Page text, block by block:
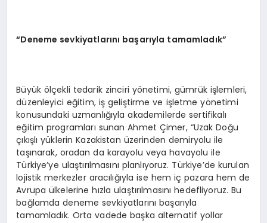
“Deneme sevkiyatlarını başarıyla tamamladık”
Büyük ölçekli tedarik zinciri yönetimi, gümrük işlemleri,
düzenleyici eğitim, iş geliştirme ve işletme yönetimi
konusundaki uzmanlığıyla akademilerde sertifikalı
eğitim programları sunan Ahmet Çimer, “Uzak Doğu
çıkışlı yüklerin Kazakistan üzerinden demiryolu ile
taşınarak, oradan da karayolu veya havayolu ile
Türkiye’ye ulaştırılmasını planlıyoruz. Türkiye’de kurulan
lojistik merkezler aracılığıyla ise hem iç pazara hem de
Avrupa ülkelerine hızla ulaştırılmasını hedefliyoruz. Bu
bağlamda deneme sevkiyatlarını başarıyla
tamamladık. Orta vadede başka alternatif yollar